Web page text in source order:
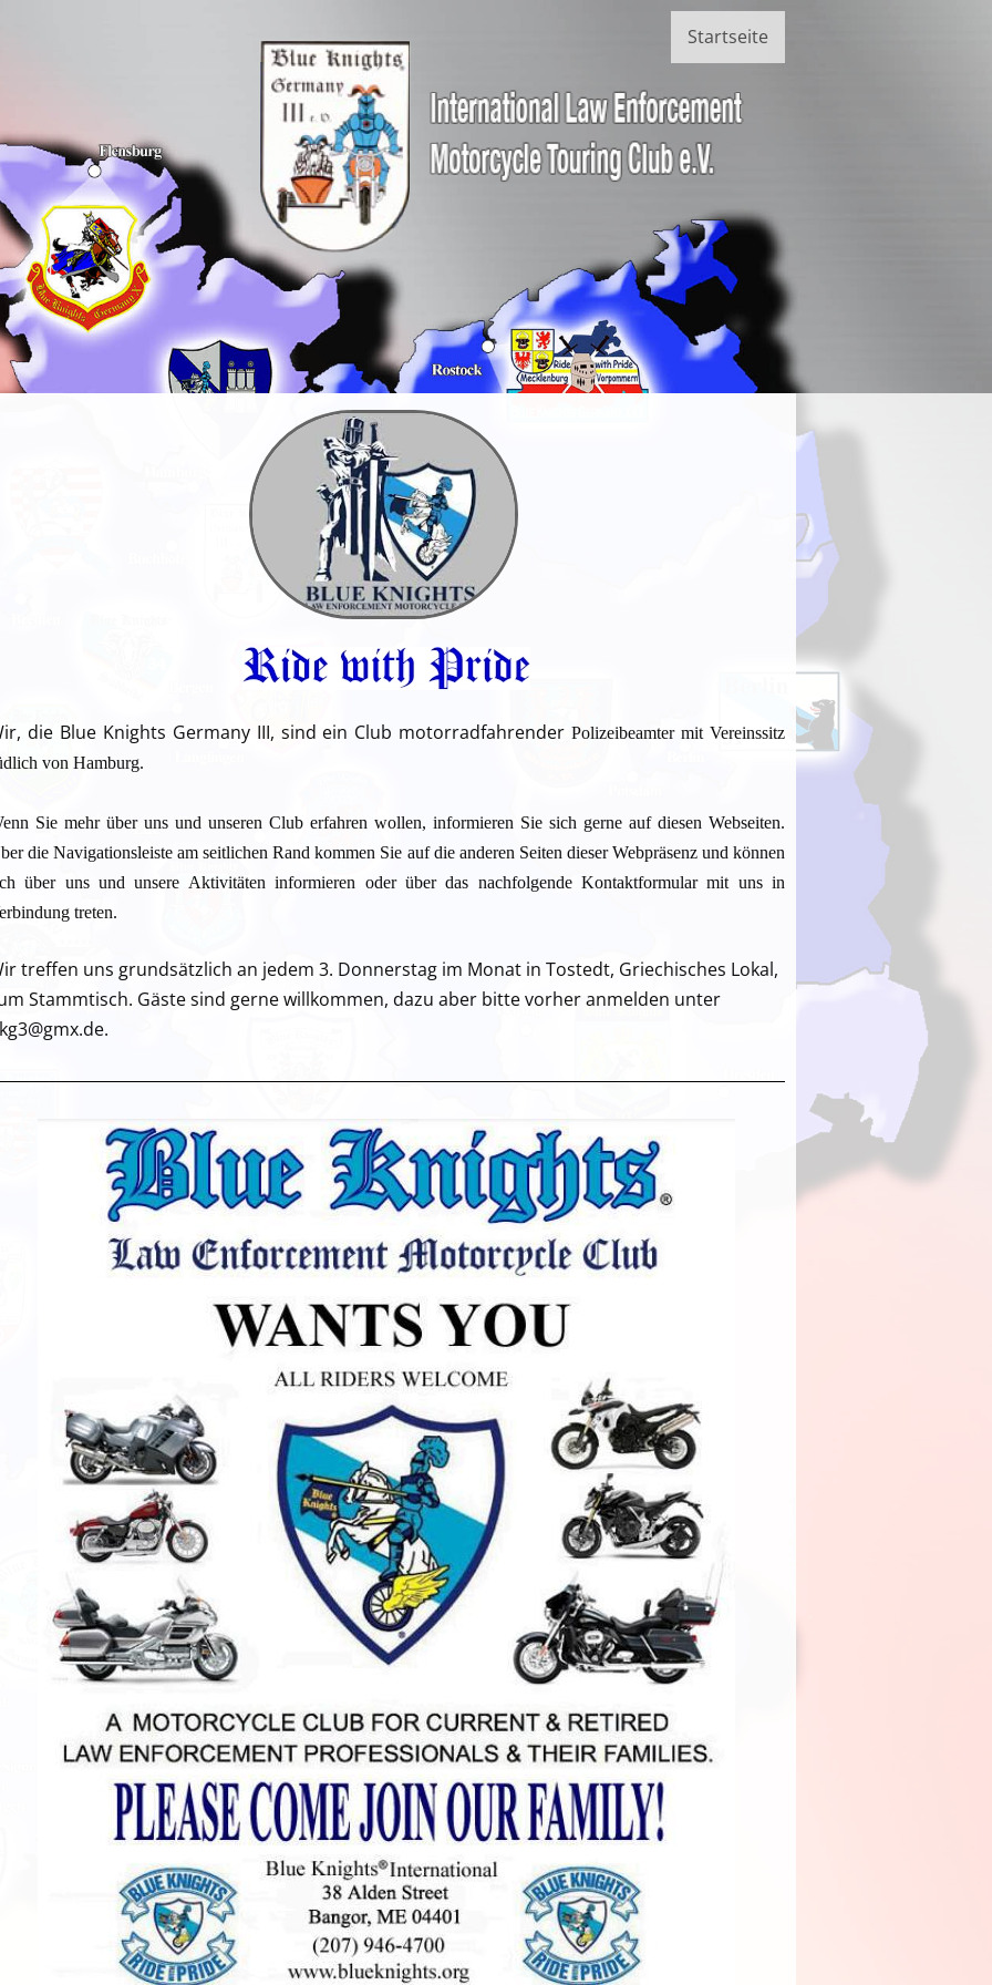
Startseite
die Blue Knights Germany III, sind ein Club motorradfahrender Polizeibeamter mit Vereinssitz
von Hamburg.
Sie mehr über uns und unseren Club erfahren wollen, informieren Sie sich gerne auf diesen Webseiten.
die Navigationsleiste am seitlichen Rand kommen Sie auf die anderen Seiten dieser Webpräsenz und können
über uns und unsere Aktivitäten informieren oder über das nachfolgende Kontaktformular mit uns in
treten.
treffen uns grundsätzlich an jedem 3. Donnerstag im Monat in Tostedt, Griechisches Lokal,
Stammtisch. Gäste sind gerne willkommen, dazu aber bitte vorher anmelden unter